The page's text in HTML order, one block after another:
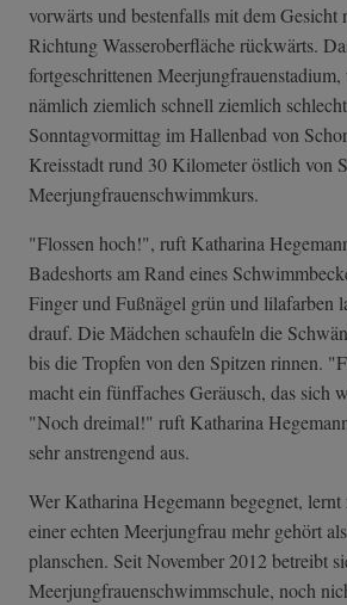
vorwärts und bestenfalls mit dem Gesicht
Richtung Wasseroberfläche rückwärts.
fortgeschrittenen
nämlich ziemlich schnell ziemlich
Sonntagvormittag im Hallenbad von
Kreisstadt rund 30 Kilometer östlich von
Meerjungfrauenschwimmkurs.
"Flossen hoch!", ruft Katharina
Badeshorts am Rand eines
Finger und Fußnägel grün und lilafarben
drauf. Die Mädchen schaufeln die
bis die Tropfen von den Spitzen rinnen.
macht ein fünffaches Geräusch, das sich
"Noch dreimal!" ruft Katharina
sehr anstrengend aus.
Wer Katharina Hegemann begegnet, lernt
einer echten Meerjungfrau mehr gehört
planschen. Seit November 2012 betreibt
Meerjungfrauenschwimmschule, noch